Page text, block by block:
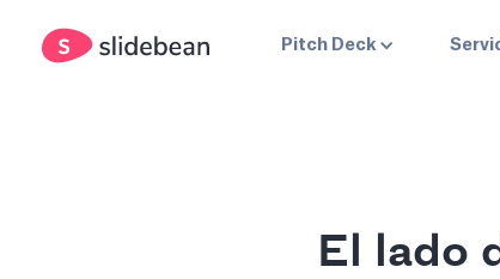
Pitch Deck
El lado